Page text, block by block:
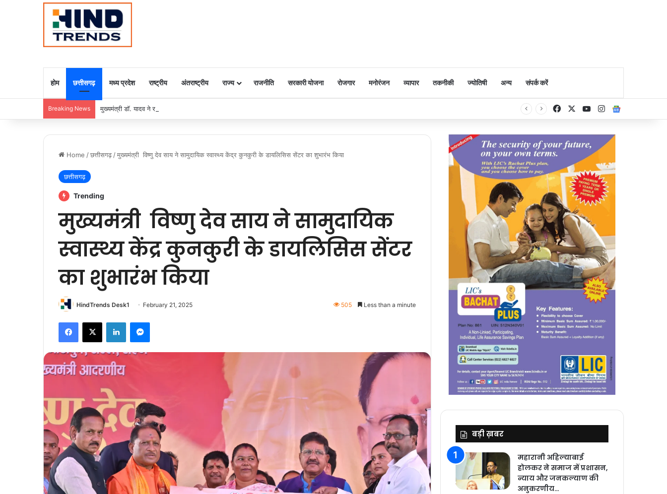
होम छत्तीसगढ़ मध्य प्रदेश राष्ट्रीय अंतराष्ट्रीय राज्य राजनीति सरकारी योजना रोजगार मनोरंजन व्यापार तकनीकी ज्योतिषी अन्य संपर्क करें
Breaking News मुख्यमंत्री डॉ. यादव ने राजा राममोहन राय की जयंती पर किया नमन FacebookYouTubeInstagram
Home /छत्तीसगढ़ /मुख्यमंत्री विष्णु देव साय ने सामुदायिक स्वास्थ्य केंद्र कुनकुरी के डायलिसिस सेंटर का शुभारंभ किया
छत्तीसगढ़
Trending
मुख्यमंत्री विष्णु देव साय ने सामुदायिक
स्वास्थ्य केंद्र कुनकुरी के डायलिसिस सेंटर
का शुभारंभ किया
HindTrends Desk1 February 21, 2025 505 Less than a minute
Facebook
X LinkedInMessenger
बड़ी ख़बर
महारानी अहिल्याबाई
होलकर ने समाज में प्रशासन,
न्याय और जनकल्याण की
अनुकरणीय…